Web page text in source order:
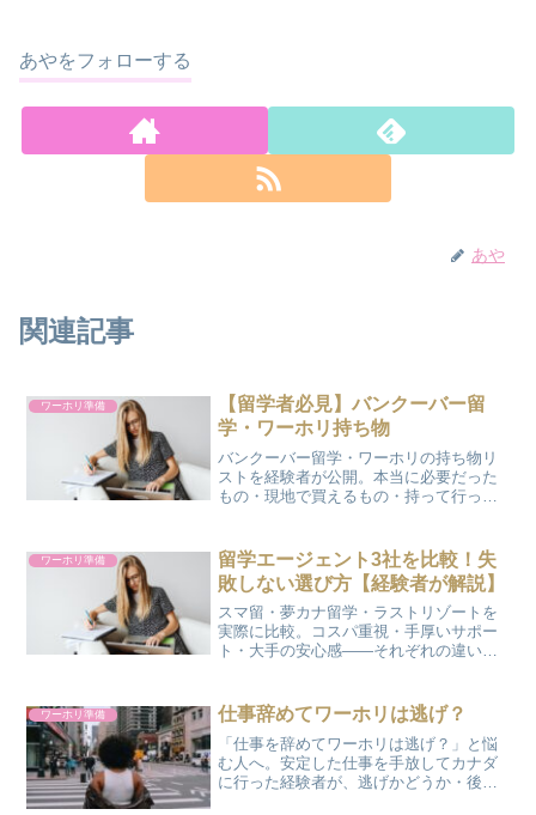
あやをフォローする
あや
関連記事
ワーホリ準備
【留学者必見】バンクーバー留
学・ワーホリ持ち物
バンクーバー留学・ワーホリの持ち物リ
ストを経験者が公開。本当に必要だった
もの・現地で買えるもの・持って行って
ワーホリ準備
留学エージェント3社を比較！失
敗しない選び方【経験者が解説】
スマ留・夢カナ留学・ラストリゾートを
実際に比較。コスパ重視・手厚いサポー
ト・大手の安心感——それぞれの違い
ワーホリ準備 仕事辞めてワーホリは逃げ？
「仕事を辞めてワーホリは逃げ？」と悩
む人へ。安定した仕事を手放してカナダ
に行った経験者が、逃げかどうか・後悔